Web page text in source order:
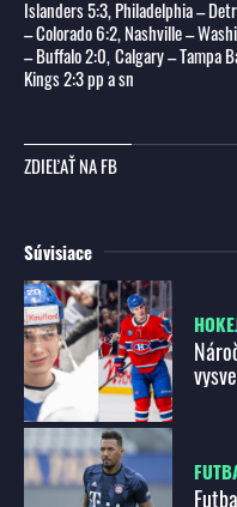
Islanders 5:3, Philadelphia –
– Colorado 6:2, Nashville –
– Buffalo 2:0, Calgary – Tampa
Kings 2:3 pp a sn
ZDIEĽAŤ NA FB
Súvisiace